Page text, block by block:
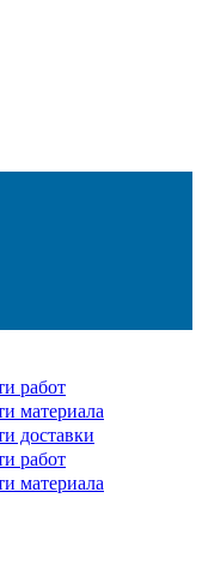
работ
материала
доставки
работ
материала